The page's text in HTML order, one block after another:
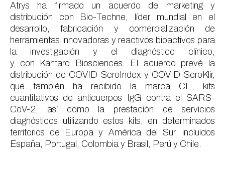
Atrys ha firmado un acuerdo de marketing y
distribución con Bio-Techne, líder mundial en el
desarrollo, fabricación y comercialización de
herramientas innovadoras y reactivos bioactivos para
la investigación y el diagnóstico clínico,
y con Kantaro Biosciences.
El acuerdo prevé la
distribución de COVID-SeroIndex y COVID-SeroKlir,
que también ha recibido la marca CE, kits
cuantitativos de anticuerpos IgG contra el SARS-
CoV-2, así como la prestación de servicios
diagnósticos utilizando estos kits, en determinados
territorios de Europa y América del Sur, incluidos
España, Portugal, Colombia y Brasil, Perú y Chile.